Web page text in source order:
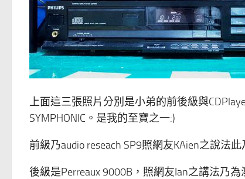
上面這三張照片分別是小弟的前後級與
SYMPHONIC。是我的至寶之一:)
前級乃audio reseach SP9照網友KAien之說法
後級是Perreaux 9000B，照網友Ian之講法乃